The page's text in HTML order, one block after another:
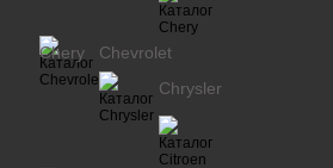
Chery
Chevrolet
Chrysler